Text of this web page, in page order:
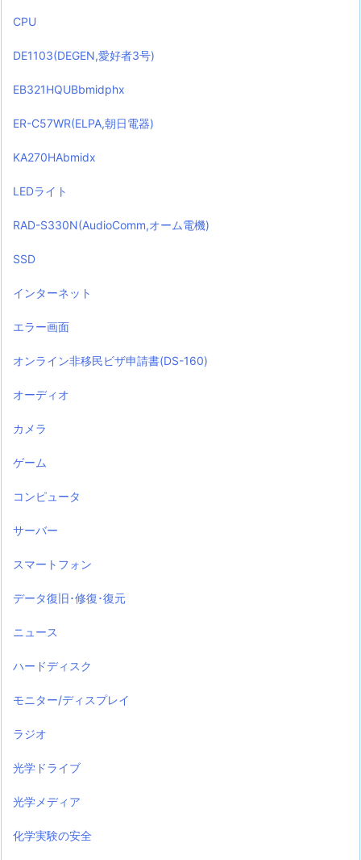
CPU
DE1103(DEGEN,愛好者3号)
EB321HQUBbmidphx
ER-C57WR(ELPA,朝日電器)
KA270HAbmidx
LEDライト
RAD-S330N(AudioComm,オーム電機)
SSD
インターネット
エラー画面
オンライン非移民ビザ申請書(DS-160)
オーディオ
カメラ
ゲーム
コンピュータ
サーバー
スマートフォン
データ復旧･修復･復元
ニュース
ハードディスク
モニター/ディスプレイ
ラジオ
光学ドライブ
光学メディア
化学実験の安全